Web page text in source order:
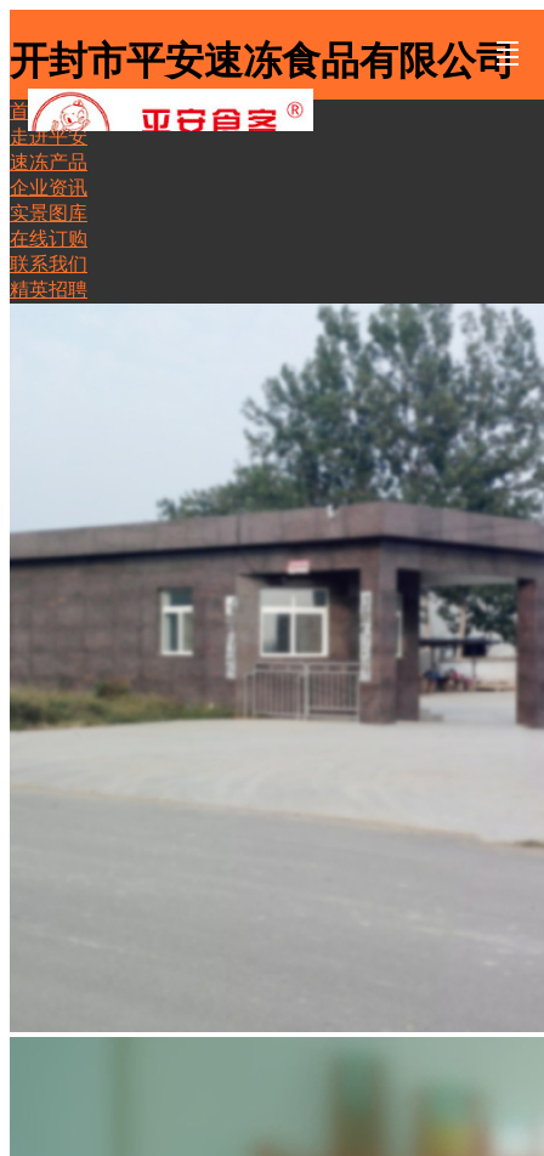
开封市平安速冻食品有限公司
首页 走进平 速冻产 企业资 实景图
首页
走进平安
速冻产品
企业资讯
实景图库
在线订购
联系我们
精英招聘